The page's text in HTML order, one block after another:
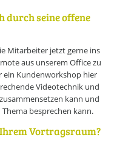
durch seine offene
Mitarbeiter jetzt gerne ins
aus unserem Office zu
ein Kundenworkshop hier
Videotechnik und
kann und
besprechen kann.
Vortragsraum?